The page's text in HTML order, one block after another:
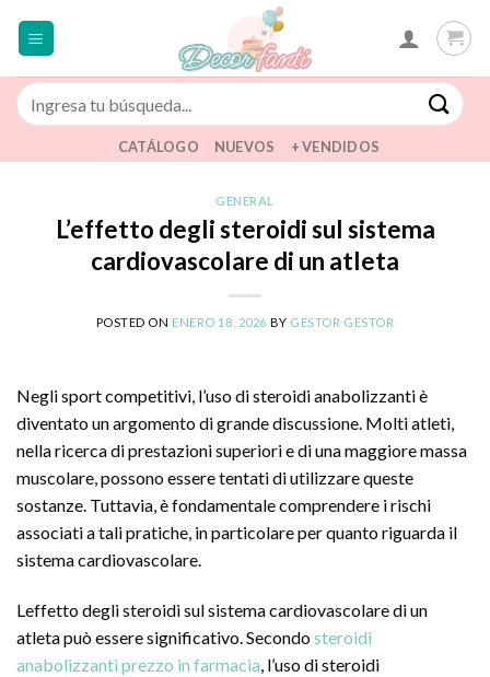
Buscar
por:
CATÁLOGO NUEVOS + VENDIDOS
GENERAL
L’effetto degli steroidi sul sistema
cardiovascolare di un atleta
POSTED ON ENERO 18, 2026 BY GESTOR GESTOR
Negli sport competitivi, l’uso di steroidi anabolizzanti è
diventato un argomento di grande discussione. Molti atleti,
nella ricerca di prestazioni superiori e di una maggiore massa
muscolare, possono essere tentati di utilizzare queste
sostanze. Tuttavia, è fondamentale comprendere i rischi
associati a tali pratiche, in particolare per quanto riguarda il
sistema cardiovascolare.
Leffetto degli steroidi sul sistema cardiovascolare di un
atleta può essere significativo. Secondosteroidi
anabolizzanti prezzo in farmacia , l’uso di steroidi